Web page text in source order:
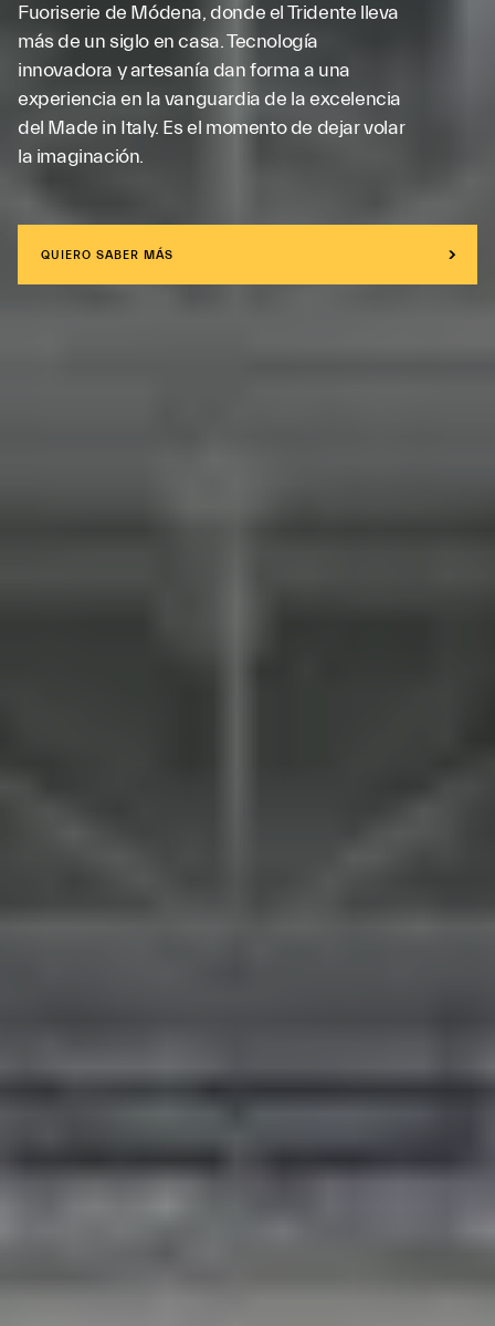
Fuoriserie de Módena, donde el Tridente lleva
más de un siglo en casa. Tecnología
innovadora y artesanía dan forma a una
experiencia en la vanguardia de la excelencia
del Made in Italy. Es el momento de dejar volar
la imaginación.
QUIERO SABER MÁS